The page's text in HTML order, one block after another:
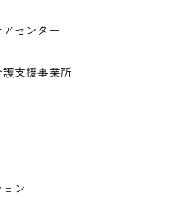
センター
支援事業所
ン